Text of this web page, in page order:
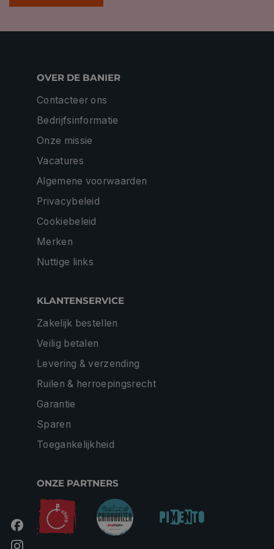
OVER DE BANIER
Contacteer ons
Bedrijfsinformatie
Onze missie
Vacatures
Algemene voorwaarden
Privacybeleid
Cookiebeleid
Merken
Nuttige links
KLANTENSERVICE
Zakelijk bestellen
Veilig betalen
Levering & verzending
Ruilen & herroepingsrecht
Garantie
Sparen
Toegankelijkheid
ONZE PARTNERS